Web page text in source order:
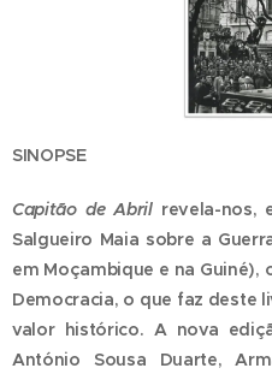
SINOPSE
Capitão de Abrilrevela-nos,
Salgueiro Maia sobre a
em Moçambique e na Guiné),
Democracia, o que faz deste
valor histórico. A nova
António Sousa Duarte,